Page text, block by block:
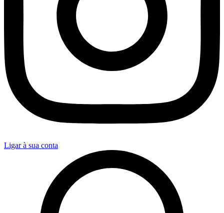
Ligar à sua conta